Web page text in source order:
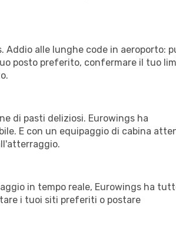
Addio alle lunghe code in aeroporto:
posto preferito, confermare il tuo
di pasti deliziosi. Eurowings ha
E con un equipaggio di cabina
in tempo reale, Eurowings ha
i tuoi siti preferiti o postare